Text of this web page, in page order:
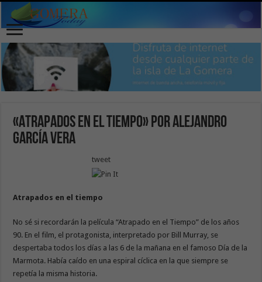
«Atrapados en el tiempo» por Alejandro
García Vera
tweet
Atrapados en el tiempo
No sé si recordarán la película “Atrapado en el Tiempo” de los años
90. En el film, el protagonista, interpretado por Bill Murray, se
despertaba todos los días a las 6 de la mañana en el famoso Día de la
Marmota. Había caído en una espiral cíclica en la que siempre se
repetía la misma historia.